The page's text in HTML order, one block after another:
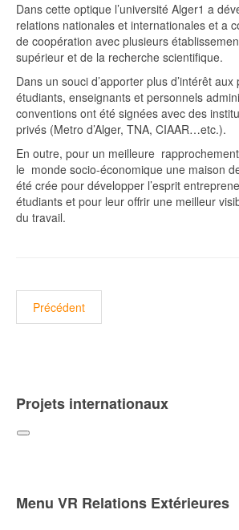
Dans cette optique l’université Alger1 a
relations nationales et internationales et a
de coopération avec plusieurs
supérieur et de la recherche scientifique.
Dans un souci d’apporter plus d’intérêt
étudiants, enseignants et personnels
conventions ont été signées avec des
privés (Metro d’Alger, TNA, CIAAR…etc.).
En outre, pour un meilleure
le monde socio-économique une maison
été crée pour développer l’esprit
étudiants et pour leur offrir une meilleur
du travail.
Article précédent : Les Pages Facebook
Précédent
Projets internationaux
Menu VR Relations Extérieures